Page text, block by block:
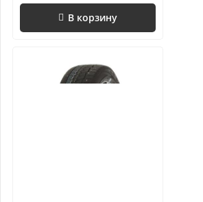
В корзину